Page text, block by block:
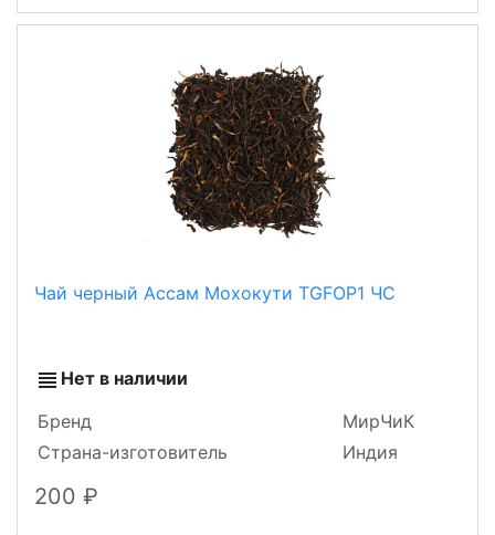
Чай черный Ассам Мохокути TGFOP1 ЧС
Нет в наличии
Бренд
МирЧиК
Страна-изготовитель
Индия
200